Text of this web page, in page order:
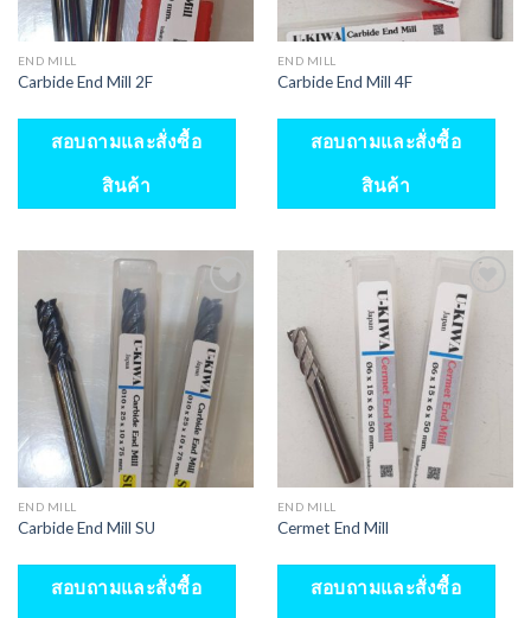
END MILL
Carbide End Mill 2F
สอบถามและสั่งซื้อ
สินค้า
END MILL
Carbide End Mill 4F
สอบถามและสั่งซื้อ
สินค้า
END MILL
Carbide End Mill SU
สอบถามและสั่งซื้อ
END MILL
Cermet End Mill
สอบถามและสั่งซื้อ